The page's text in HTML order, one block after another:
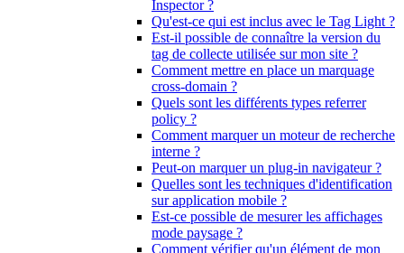
Inspector ?
Qu'est-ce qui est inclus avec le Tag Light ?
Est-il possible de connaître la version du
tag de collecte utilisée sur mon site ?
Comment mettre en place un marquage
cross-domain ?
Quels sont les différents types referrer
policy ?
Comment marquer un moteur de recherche
interne ?
Peut-on marquer un plug-in navigateur ?
Quelles sont les techniques d'identification
sur application mobile ?
Est-ce possible de mesurer les affichages
mode paysage ?
Comment vérifier qu'un élément de mon